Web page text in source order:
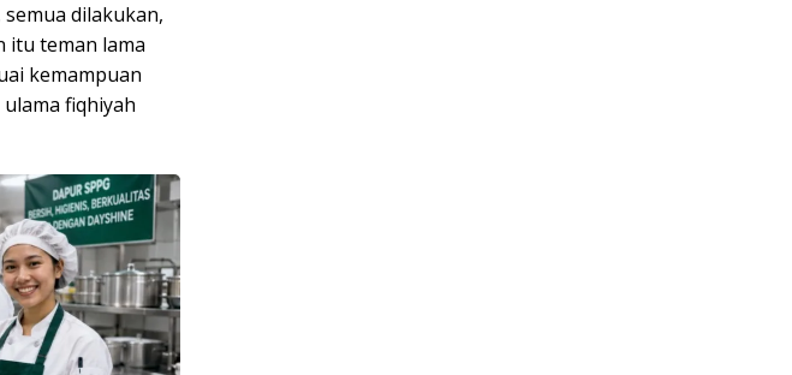
dilakukan,
itu teman lama
kemampuan
fiqhiyah